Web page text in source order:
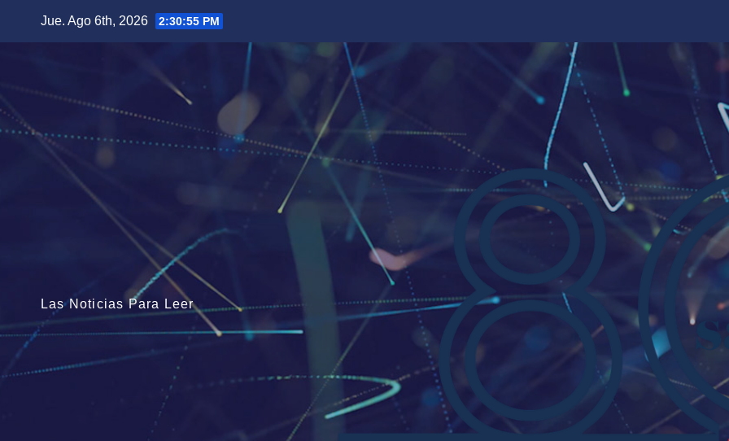
Jue. Ago 6th, 2026 2:30:57 PM
Las Noticias Para Leer